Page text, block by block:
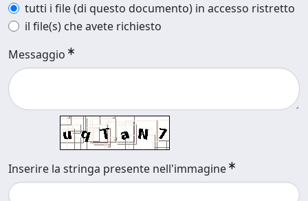
tutti i file (di questo documento) in accesso ristretto
il file(s) che avete richiesto
Messaggio
Inserire la stringa presente nell'immagine